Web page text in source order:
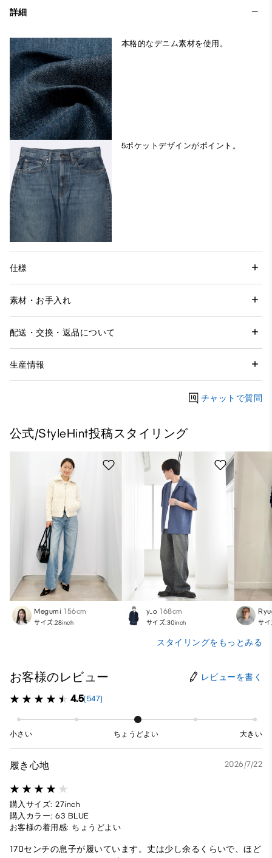
詳細
本格的なデニム素材を使用。
5ポケットデザインがポイント。
仕様
素材・お手入れ
配送・交換・返品について
生産情報
チャットで質問
公式/StyleHint投稿スタイリング
Megumi 156cm
サイズ:28inch
y_o 168cm
サイズ:30inch サ
スタイリングをもっとみる
お客様のレビュー レビューを書く
4.5(547)
小さい ちょうどよい 大きい
履き心地 2026/7/22
購入サイズ: 27inch
購入カラー: 63 BLUE
お客様の着用感: ちょうどよい
170センチの息子が履いています。丈は少し余るくらいで、ほど